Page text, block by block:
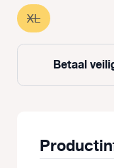
XL(Deze optie is
Betaal